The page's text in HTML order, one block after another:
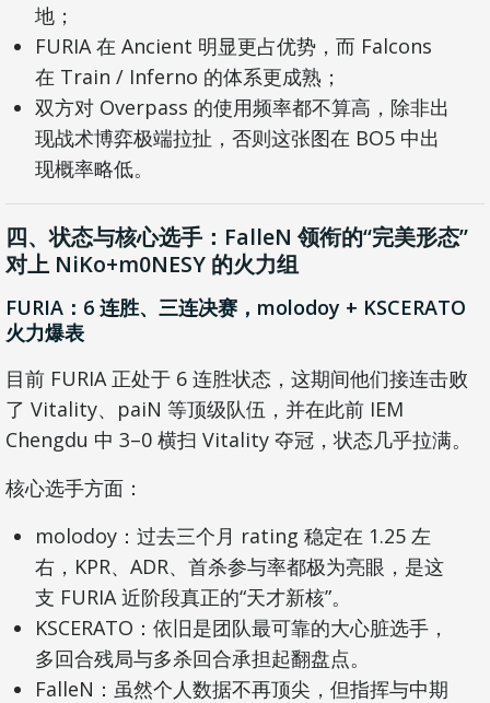
地；
FURIA 在 Ancient 明显更占优势，而 Falcons
在 Train / Inferno 的体系更成熟；
双方对 Overpass 的使用频率都不算高，除非出
现战术博弈极端拉扯，否则这张图在 BO5 中出
现概率略低。
四、状态与核心选手：FalleN 领衔的“完美形态”
对上 NiKo+m0NESY 的火力组
FURIA：6 连胜、三连决赛，molodoy + KSCERATO
火力爆表
目前 FURIA 正处于 6 连胜状态，这期间他们接连击败
了 Vitality、paiN 等顶级队伍，并在此前 IEM
Chengdu 中 3–0 横扫 Vitality 夺冠，状态几乎拉满。
核心选手方面：
molodoy：过去三个月 rating 稳定在 1.25 左
右，KPR、ADR、首杀参与率都极为亮眼，是这
支 FURIA 近阶段真正的“天才新核”。
KSCERATO：依旧是团队最可靠的大心脏选手，
多回合残局与多杀回合承担起翻盘点。
FalleN：虽然个人数据不再顶尖，但指挥与中期